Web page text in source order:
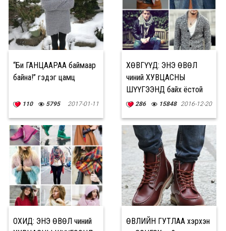
“Би ГАНЦААРАА баймаар
байна!” гэдэг цамц
110 5795 2017-01-11
ХӨВГҮҮД: ЭНЭ ӨВӨЛ
чиний ХУВЦАСНЫ
ШҮҮГЭЭНД байх ёстой
12 ЗҮЙЛ
286 15848 2016-12-20
ОХИД: ЭНЭ ӨВӨЛ чиний
ӨВЛИЙН ГУТЛАА хэрхэн